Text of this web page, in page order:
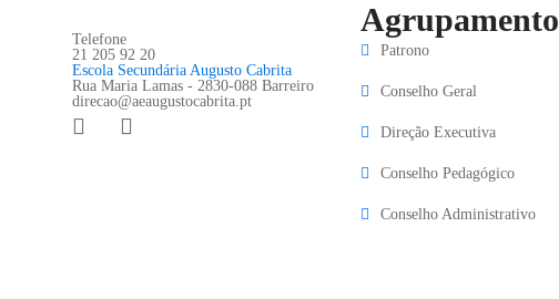
Telefone
21 205 92 20
Escola Secundária Augusto Cabrita
Rua Maria Lamas - 2830-088 Barreiro
direcao@aeaugustocabrita.pt
Agrupamento
Patrono
Conselho Geral
Direção Executiva
Conselho Pedagógico
Conselho Administrativo